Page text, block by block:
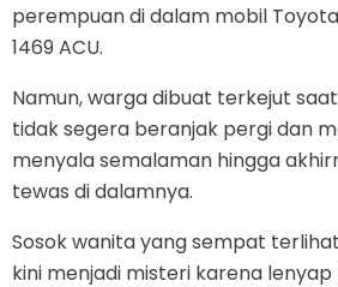
perempuan di dalam mobil
1469 ACU.
Namun, warga dibuat terkejut
tidak segera beranjak pergi dan
menyala semalaman hingga
tewas di dalamnya.
Sosok wanita yang sempat
kini menjadi misteri karena lenyap